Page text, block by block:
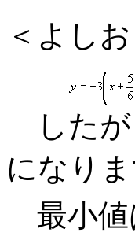
＜よし
したが
になり
最小値